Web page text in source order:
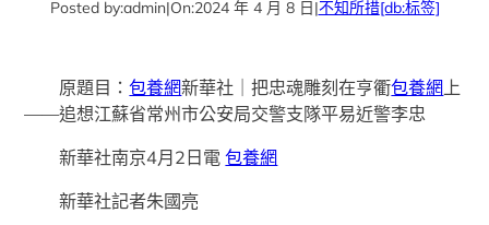
Posted by:admin|On:2024 年 4 月 8 日|不知所措[db:标签]
原題目：包養網新華社｜把忠魂雕刻在亨衢包養網 上
——追想江蘇省常州市公安局交警支隊平易近警李忠
新華社南京4月2日電包養網
新華社記者朱國亮